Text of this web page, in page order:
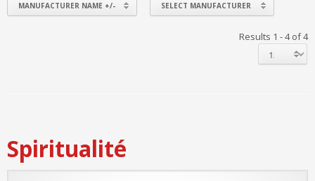
MANUFACTURER NAME +/- SELECT MANUFACTURER
Results 1 - 4 of 4
Spiritualité